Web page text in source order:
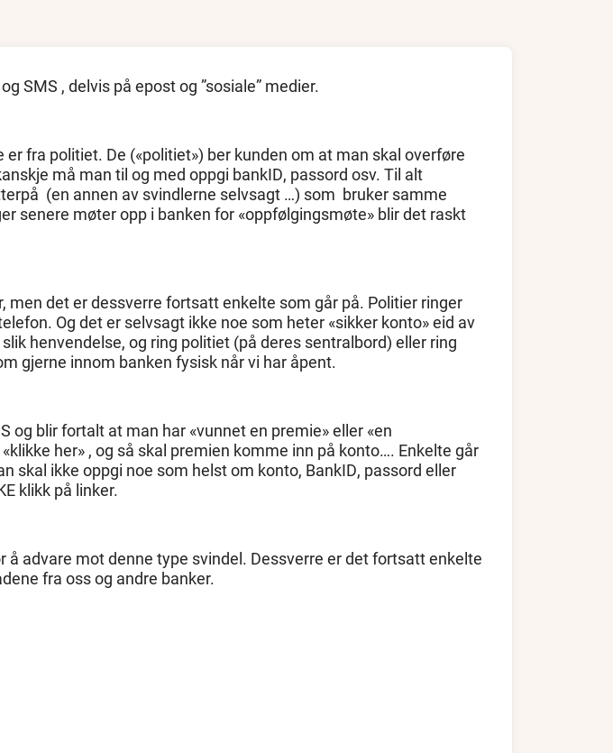
SMS , delvis på epost og ”sosiale” medier.
fra politiet. De («politiet») ber kunden om at man skal overføre
må man til og med oppgi bankID, passord osv. Til alt
(en annen av svindlerne selvsagt …) som bruker samme
senere møter opp i banken for «oppfølgingsmøte» blir det raskt
det er dessverre fortsatt enkelte som går på. Politier ringer
Og det er selvsagt ikke noe som heter «sikker konto» eid av
henvendelse, og ring politiet (på deres sentralbord) eller ring
gjerne innom banken fysisk når vi har åpent.
og blir fortalt at man har «vunnet en premie» eller «en
her» , og så skal premien komme inn på konto…. Enkelte går
skal ikke oppgi noe som helst om konto, BankID, passord eller
klikk på linker.
advare mot denne type svindel. Dessverre er det fortsatt enkelte
fra oss og andre banker.